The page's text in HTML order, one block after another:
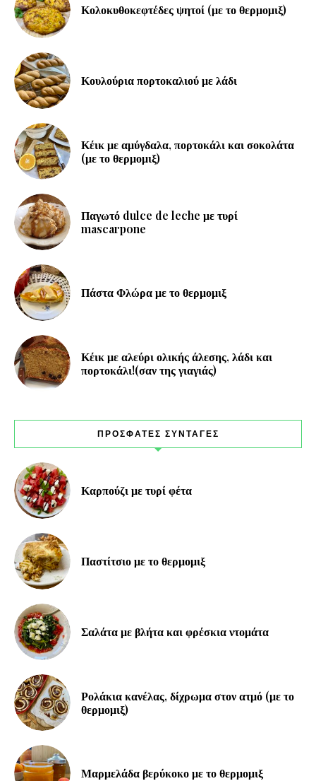
Κολοκυθοκεφτέδες ψητοί (με το θερμομιξ)
Κουλούρια πορτοκαλιού με λάδι
Κέικ με αμύγδαλα, πορτοκάλι και σοκολάτα
(με το θερμομιξ)
Παγωτό dulce de leche με τυρί
mascarpone
Πάστα Φλώρα με το θερμομιξ
Κέικ με αλεύρι ολικής άλεσης, λάδι και
πορτοκάλι!(σαν της γιαγιάς)
ΠΡΟΣΦΑΤΕΣ ΣΥΝΤΑΓΕΣ
Καρπούζι με τυρί φέτα
Παστίτσιο με το θερμομιξ
Σαλάτα με βλήτα και φρέσκια ντομάτα
Ρολάκια κανέλας, δίχρωμα στον ατμό (με το
θερμομιξ)
Μαρμελάδα βερύκοκο με το θερμομιξ